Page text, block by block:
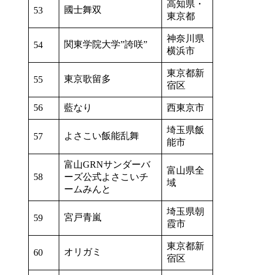
53 國士舞双
高知県・
東京都
54 関東学院大学”誇咲”
神奈川県
横浜市
55 東京歌留多
東京都新
宿区
56 藍なり 西東京市
57 よさこい飯能乱舞
埼玉県飯
能市
58
富山GRNサンダーバ
ーズ公式よさこいチ
ームみんと
富山県全
域
59 宮戸青嵐
埼玉県朝
霞市
60 オリガミ
東京都新
宿区